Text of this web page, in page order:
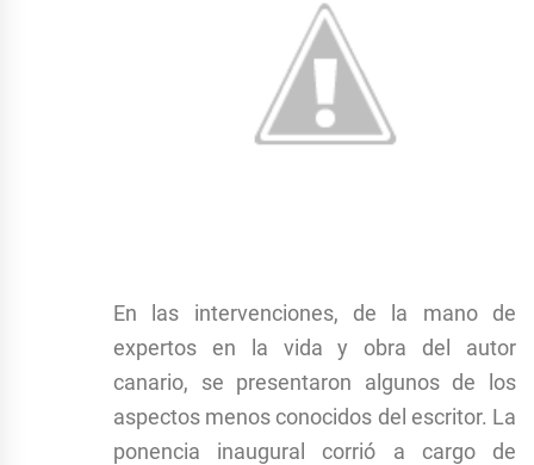
En las intervenciones, de la mano de
expertos en la vida y obra del autor
canario, se presentaron algunos de los
aspectos menos conocidos del escritor. La
ponencia inaugural corrió a cargo de